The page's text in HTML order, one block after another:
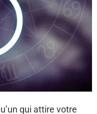
qui attire votre